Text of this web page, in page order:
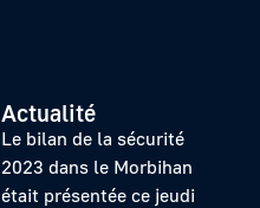
Actualité
Le bilan de la sécurité
2023 dans le Morbihan
était présentée ce jeudi